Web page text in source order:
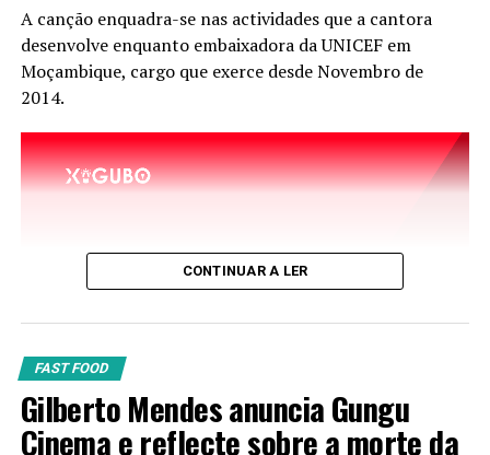
A educação precária foi apontada pelo músico como um
dos fatores que prejudicam a instabilidade social.
Sukuma argumentou que a falta de incentivo ao
pensamento crítico manteve a população vulnerável e
despreparada para interpretar os desafios do país de
forma estruturada. “O povo está a reagir da forma que
resultados eleitorais de outubro, que elegeram Daniel
A canção enquadra-se nas actividades que a cantora
desenvolve enquanto embaixadora da UNICEF em
Moçambique, cargo que exerce desde Novembro de
2014.
CONTINUAR A LER
FAST FOOD
Gilberto Mendes anuncia Gungu
Cinema e reflecte sobre a morte da